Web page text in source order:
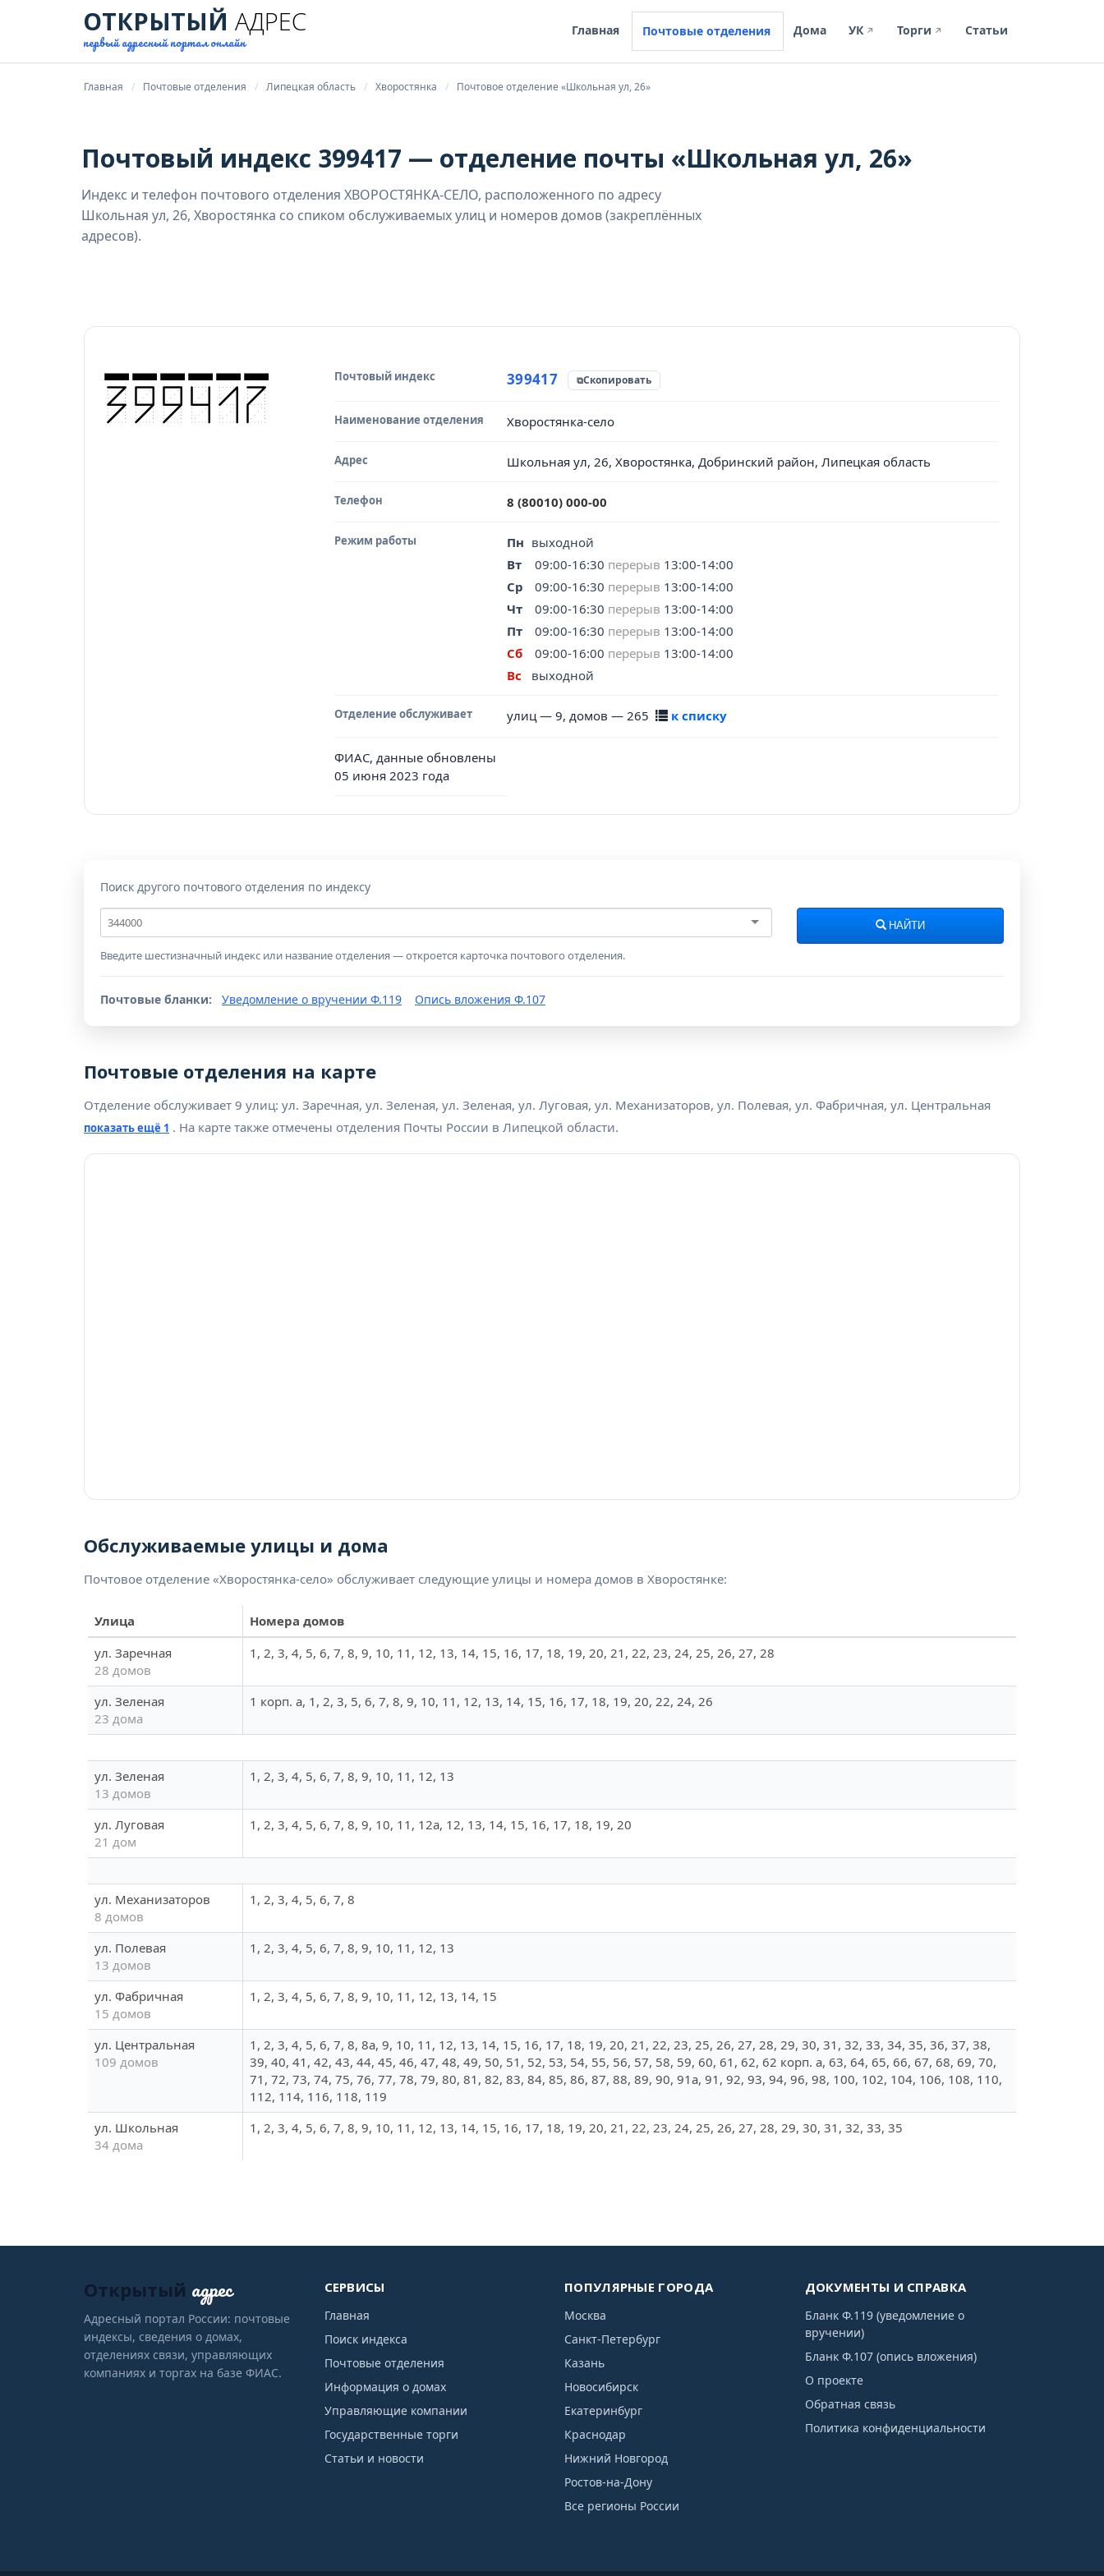
ОТКРЫТЫЙ АДРЕС
первый адресный портал онлайн
Главная Почтовые отделения Дома УК ↗ Торги ↗ Статьи
Главная Почтовые отделения Липецкая область Хворостянка Почтовое отделение «Школьная ул, 26»
Почтовый индекс 399417 — отделение почты «Школьная ул, 26»
Индекс и телефон почтового отделения ХВОРОСТЯНКА-СЕЛО, расположенного по адресу
Школьная ул, 26, Хворостянка со спиком обслуживаемых улиц и номеров домов (закреплённых
адресов).
Почтовый индекс 399417 Скопировать
Наименование отделения Хворостянка-село
Адрес Школьная ул, 26, Хворостянка, Добринский район, Липецкая область
Телефон 8 (80010) 000-00
Режим работы Пн выходной
Вт
09:00-16:30 перерыв 13:00-14:00
Ср
09:00-16:30 перерыв 13:00-14:00
Чт
09:00-16:30 перерыв 13:00-14:00
Пт
09:00-16:30 перерыв 13:00-14:00
Сб
09:00-16:00 перерыв 13:00-14:00
Вс
выходной
Отделение обслуживает улиц — 9, домов — 265 к списку
Источник данных
ФИАС, данные обновлены
05 июня 2023 года
Поиск другого почтового отделения по индексу
Почтовый
индекс
Введите шестизначный индекс или название отделения — откроется карточка почтового отделения.
НАЙТИ
Почтовые бланки: Уведомление о вручении Ф.119 Опись вложения Ф.107
Почтовые отделения на карте
Отделение обслуживает 9 улиц: ул. Заречная, ул. Зеленая, ул. Зеленая, ул. Луговая, ул. Механизаторов, ул. Полевая, ул. Фабричная, ул. Центральная
показать ещё 1 . На карте также отмечены отделения Почты России в Липецкой области.
Обслуживаемые улицы и дома
Почтовое отделение «Хворостянка-село» обслуживает следующие улицы и номера домов в Хворостянке:
Улица
Номера домов
ул. Заречная
28 домов
1, 2, 3, 4, 5, 6, 7, 8, 9, 10, 11, 12, 13, 14, 15, 16, 17, 18, 19, 20, 21, 22, 23, 24, 25, 26, 27, 28
ул. Зеленая
23 дома
1 корп. а, 1, 2, 3, 5, 6, 7, 8, 9, 10, 11, 12, 13, 14, 15, 16, 17, 18, 19, 20, 22, 24, 26
ул. Зеленая
13 домов
1, 2, 3, 4, 5, 6, 7, 8, 9, 10, 11, 12, 13
ул. Луговая
21 дом
1, 2, 3, 4, 5, 6, 7, 8, 9, 10, 11, 12а, 12, 13, 14, 15, 16, 17, 18, 19, 20
ул. Механизаторов
8 домов
1, 2, 3, 4, 5, 6, 7, 8
ул. Полевая
13 домов
1, 2, 3, 4, 5, 6, 7, 8, 9, 10, 11, 12, 13
ул. Фабричная
15 домов
1, 2, 3, 4, 5, 6, 7, 8, 9, 10, 11, 12, 13, 14, 15
ул. Центральная
109 домов
1, 2, 3, 4, 5, 6, 7, 8, 8а, 9, 10, 11, 12, 13, 14, 15, 16, 17, 18, 19, 20, 21, 22, 23, 25, 26, 27, 28, 29, 30, 31, 32, 33, 34, 35, 36, 37, 38,
39, 40, 41, 42, 43, 44, 45, 46, 47, 48, 49, 50, 51, 52, 53, 54, 55, 56, 57, 58, 59, 60, 61, 62, 62 корп. а, 63, 64, 65, 66, 67, 68, 69, 70,
71, 72, 73, 74, 75, 76, 77, 78, 79, 80, 81, 82, 83, 84, 85, 86, 87, 88, 89, 90, 91а, 91, 92, 93, 94, 96, 98, 100, 102, 104, 106, 108, 110,
112, 114, 116, 118, 119
ул. Школьная
34 дома
1, 2, 3, 4, 5, 6, 7, 8, 9, 10, 11, 12, 13, 14, 15, 16, 17, 18, 19, 20, 21, 22, 23, 24, 25, 26, 27, 28, 29, 30, 31, 32, 33, 35
Открытый адрес
Адресный портал России: почтовые
индексы, сведения о домах,
отделениях связи, управляющих
компаниях и торгах на базе ФИАС.
СЕРВИСЫ
Главная
Поиск индекса
Почтовые отделения
Информация о домах
Управляющие компании
Государственные торги
Статьи и новости
ПОПУЛЯРНЫЕ ГОРОДА
Москва
Санкт-Петербург
Казань
Новосибирск
Екатеринбург
Краснодар
Нижний Новгород
Ростов-на-Дону
Все регионы России
ДОКУМЕНТЫ И СПРАВКА
Бланк Ф.119 (уведомление о
вручении)
Бланк Ф.107 (опись вложения)
О проекте
Обратная связь
Политика конфиденциальности